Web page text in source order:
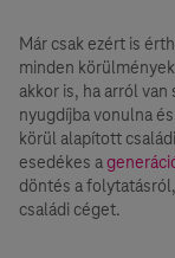
Már csak ezért is
minden
akkor is, ha arról
nyugdíjba vonulna
körül alapított
esedékes a
döntés a
családi céget.